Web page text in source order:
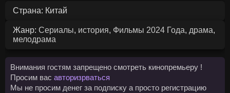
Страна: Китай
Жанр: Сериалы, история, Фильмы 2024 Года, драма,
мелодрама
Внимания гостям запрещено смотреть кинопремьеру !
Просим вас авторизрваться
Мы не просим денег за подписку а просто регистрацию